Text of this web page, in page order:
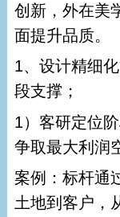
创新，外在美
面提升品质。
1、设计精细
段支撑；
1）客研定位
争取最大利润
案例：标杆通
土地到客户，